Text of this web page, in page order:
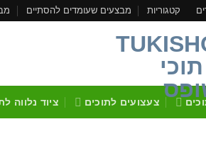
קטגוריות מבצעים שעומדים להסתיים
צעצועים לתוכים ציוד נלווה